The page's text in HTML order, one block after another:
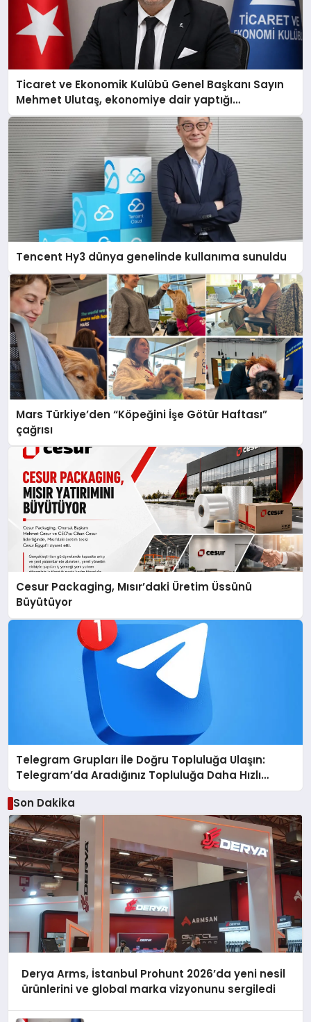
Ticaret ve Ekonomik Kulübü Genel Başkanı Sayın
Mehmet Ulutaş, ekonomiye dair yaptığı
açıklamada şunları kaydetti:
Tencent Hy3 dünya genelinde kullanıma sunuldu
Mars Türkiye’den “Köpeğini İşe Götür Haftası”
çağrısı
Cesur Packaging, Mısır’daki Üretim Üssünü
Büyütüyor
Telegram Grupları ile Doğru Topluluğa Ulaşın:
Telegram’da Aradığınız Topluluğa Daha Hızlı
Ulaşın
Son Dakika
Derya Arms, İstanbul Prohunt 2026’da yeni nesil
ürünlerini ve global marka vizyonunu sergiledi